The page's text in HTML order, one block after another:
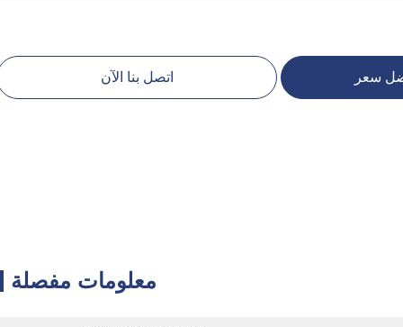
سعر اتصل بنا الآن
معلومات مفصلة